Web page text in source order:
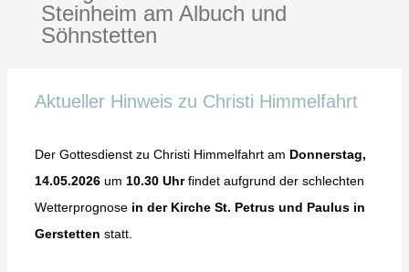
Steinheim am Albuch und
Söhnstetten
Aktueller Hinweis zu Christi Himmelfahrt
Der Gottesdienst zu Christi Himmelfahrt am Donnerstag,
14.05.2026um 10.30 Uhrfindet aufgrund der schlechten
Wetterprognose in der Kirche St. Petrus und Paulus in
Gerstetten statt.